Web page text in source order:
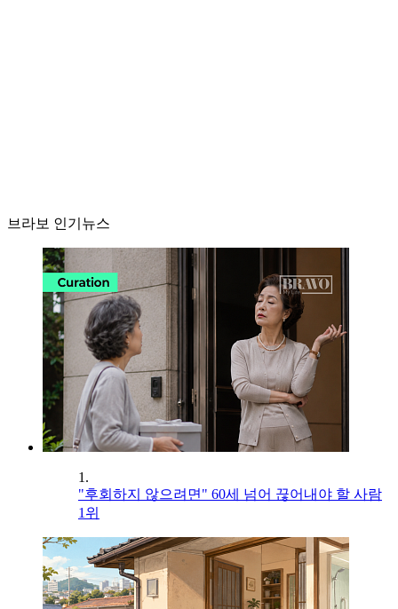
브라보 인기뉴스
1.
"후회하지 않으려면" 60세 넘어 끊어내야 할 사람
1위